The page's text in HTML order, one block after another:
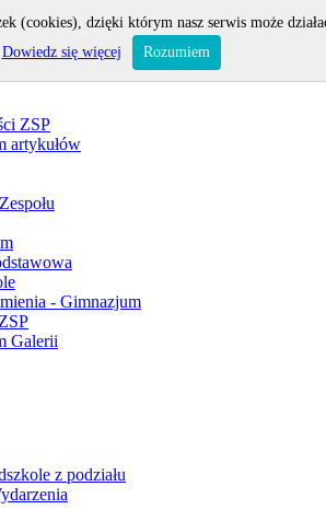
oraz 0 użytkowników.
ZSP
artykułów
- Gimnazjum
Galerii
z podziału
(cookies), dzięki którym nasz serwis może
Dowiedz się więcej Rozumiem